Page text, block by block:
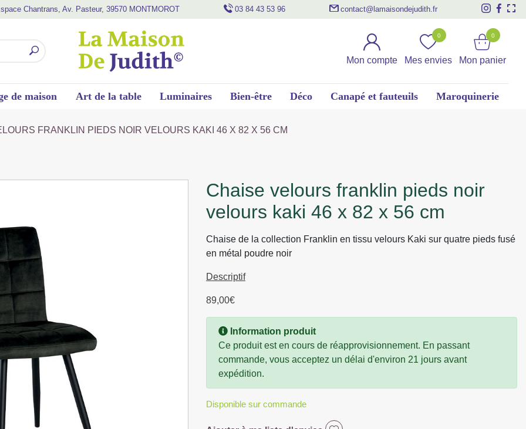
Chantrans, Av. Pasteur, 39570 MONTMOROT 03 84 43 53 96 contact@lamaisondejudith.fr
Mon compte Mes envies
0
Mon panier
0
de maison Art de la table Luminaires Bien-être Déco Canapé et fauteuils Maroquinerie
FRANKLIN PIEDS NOIR VELOURS KAKI 46 X 82 X 56 CM
chaise velours franklin pieds noir
velours kaki 46 x 82 x 56 cm
Chaise de la collection Franklin en tissu velours Kaki sur quatre pieds fusé
en métal poudre noir
Descriptif
89,00€
Information produit
Ce produit est en cours de réapprovisionnement. En passant
commande, vous acceptez un délai d'environ 21 jours avant
expédition.
Disponible sur commande